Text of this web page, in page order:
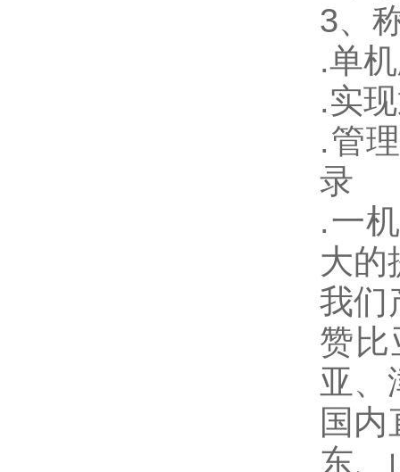
3、
.单
.实
.管
录
.一
大的
我们
赞
亚、
国
东、